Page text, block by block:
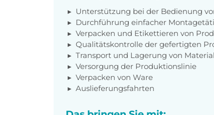
Unterstützung bei der Bedienung
Durchführung einfacher
Verpacken und Etikettieren von
Qualitätskontrolle der gefertigten
Transport und Lagerung von
Versorgung der Produktionslinie
Verpacken von Ware
Auslieferungsfahrten